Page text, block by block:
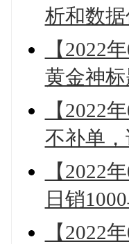
析和数据
【2022
黄金神
【2022
不补单
【2022
日销
【2022